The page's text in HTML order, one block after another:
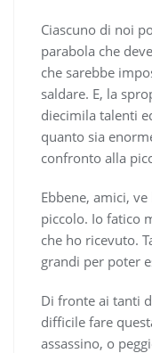
Ciascuno di noi
parabola che
che sarebbe
saldare. E, la
diecimila talenti
quanto sia
confronto alla
Ebbene, amici,
piccolo. Io fatico
che ho ricevuto.
grandi per poter
Di fronte ai tanti
difficile fare
assassino, o